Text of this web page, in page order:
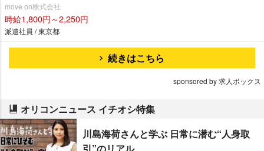
move on株式会社
時給1,800円～2,250円
派遣社員 / 東京都
続きはこちら
sponsored by 求人ボックス
オリコンニュース イチオシ特集
川島海荷さんと学ぶ 日常に潜む“人身取
引”のリアル